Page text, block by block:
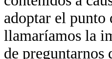
adoptar el punto
llamaríamos la
de preguntarnos